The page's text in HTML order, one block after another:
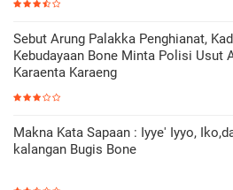
Sebut Arung Palakka Penghianat,
Kebudayaan Bone Minta Polisi Usut
Karaenta Karaeng
Makna Kata Sapaan : Iyye' Iyyo,
kalangan Bugis Bone